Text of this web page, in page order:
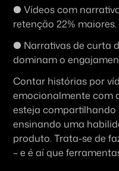
● Vídeos com
retenção 22% maiores.
● Narrativas de curta
dominam o
Contar histórias por
emocionalmente com
esteja
ensinando uma
produto. Trata-se de
– e é aí que